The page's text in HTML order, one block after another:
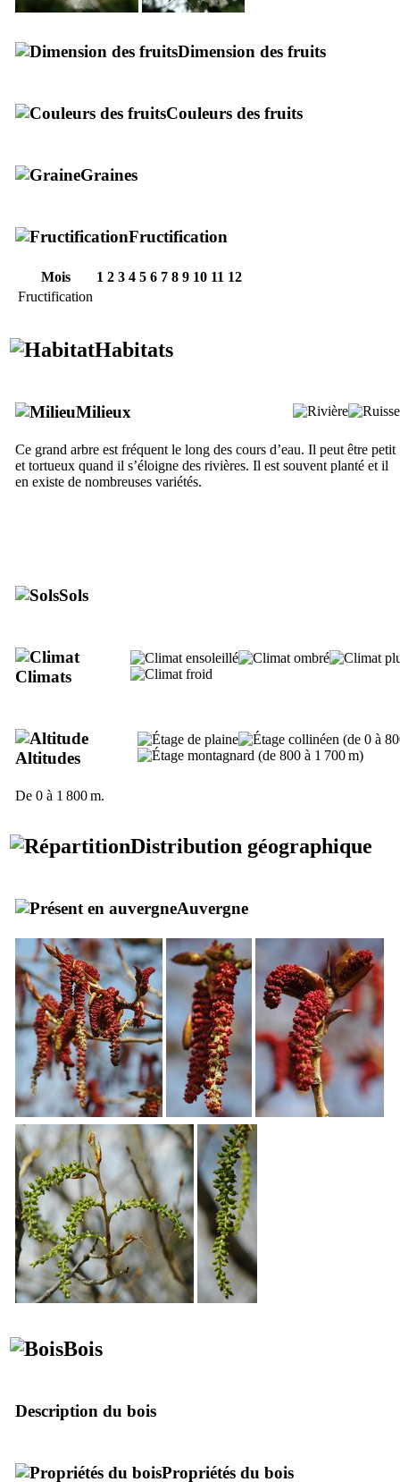
Dimension des fruits
Couleurs des fruits
Graines
Fructification
Mois 1 2 3 4 5 6 7 8 9 10 11 12
Fructification
Habitats
Milieux
Ce grand arbre est fréquent le long des cours d’eau. Il peut être petit
et tortueux quand il s’éloigne des rivières. Il est souvent planté et il
en existe de nombreuses variétés.
Sols
Climats
Altitudes
De 0 à 1 800 m.
Distribution géographique
Auvergne
Bois
Description du bois
Propriétés du bois